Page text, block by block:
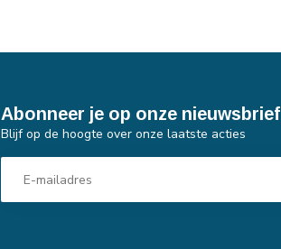
Abonneer je op onze nieuwsbrief
Blijf op de hoogte over onze laatste acties